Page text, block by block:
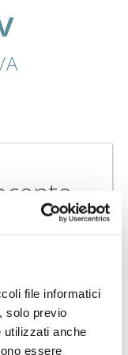
file informatici
solo previo
utilizzati anche
essere
A